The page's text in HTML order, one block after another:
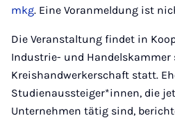
mkg. Eine Voranmeldung ist
Die Veranstaltung findet in
Industrie- und Handelskammer
Kreishandwerkerschaft statt.
Studienaussteiger*innen, die
Unternehmen tätig sind,